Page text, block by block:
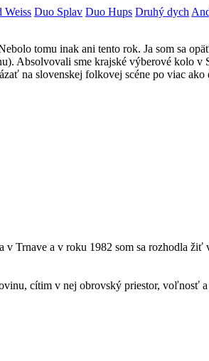
Weiss Duo Splav Duo Hups Druhý dych
tomu inak ani tento rok. Ja som sa
Absolvovali sme krajské výberové kolo
na slovenskej folkovej scéne po viac
v Trnave a v roku 1982 som sa rozhodla žiť
cítim v nej obrovský priestor, voľnosť a